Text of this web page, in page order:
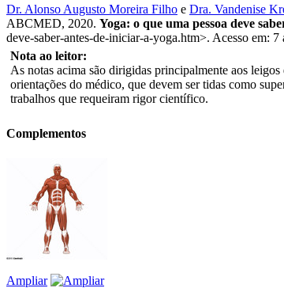
Dr. Alonso Augusto Moreira Filho e Dra. Vandenise
ABCMED, 2020. Yoga: o que uma pessoa deve
deve-saber-antes-de-iniciar-a-yoga.htm>. Acesso em: 7
Nota ao leitor:
As notas acima são dirigidas principalmente aos
orientações do médico, que devem ser tidas como
trabalhos que requeiram rigor científico.
Complementos
Ampliar